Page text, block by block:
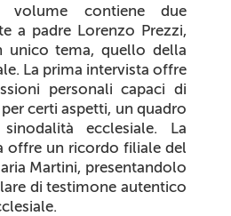
volume contiene due
a padre Lorenzo Prezzi,
unico tema, quello della
La prima intervista offre
personali capaci di
certi aspetti, un quadro
ecclesiale. La
offre un ricordo filiale del
Martini, presentandolo
di testimone autentico